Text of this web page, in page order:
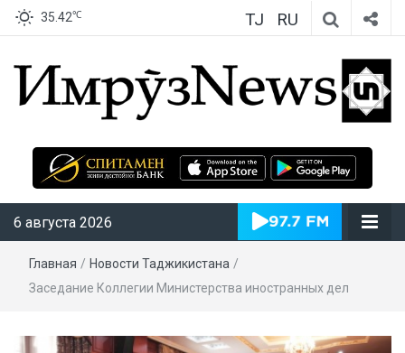
35.42℃ TJ RU
ИмрӯзNews
6 августа 2026
Главная / Новости Таджикистана /
Заседание Коллегии Министерства иностранных дел